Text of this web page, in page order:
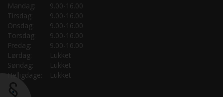
Mandag:
9.00-16.00
Tirsdag:
9.00-16.00
Onsdag:
9.00-16.00
Torsdag:
9.00-16.00
Fredag:
9.00-16.00
Lørdag:
Lukket
Søndag:
Lukket
Helligdage:
Lukket